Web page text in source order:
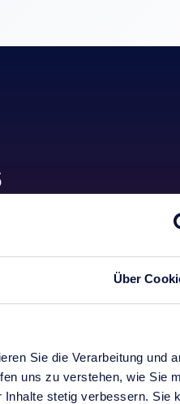
Über
Sie die Verarbeitung und
uns zu verstehen, wie Sie
stetig verbessern. Sie
in
Resilienz